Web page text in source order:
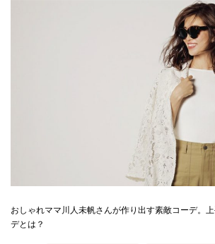
おしゃれママ川人未帆さんが作り出す素敵コーデ。
デとは？